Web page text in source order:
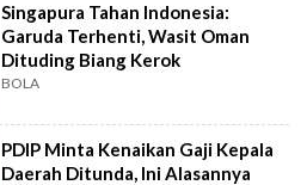
Singapura Tahan Indonesia:
Garuda Terhenti, Wasit Oman
Dituding Biang Kerok
BOLA
PDIP Minta Kenaikan Gaji Kepala
Daerah Ditunda, Ini Alasannya